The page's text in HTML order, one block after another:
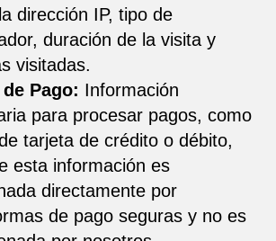
dirección IP, tipo de
duración de la visita y
visitadas.
Pago: Información
para procesar pagos, como
tarjeta de crédito o débito,
esta información es
directamente por
de pago seguras y no es